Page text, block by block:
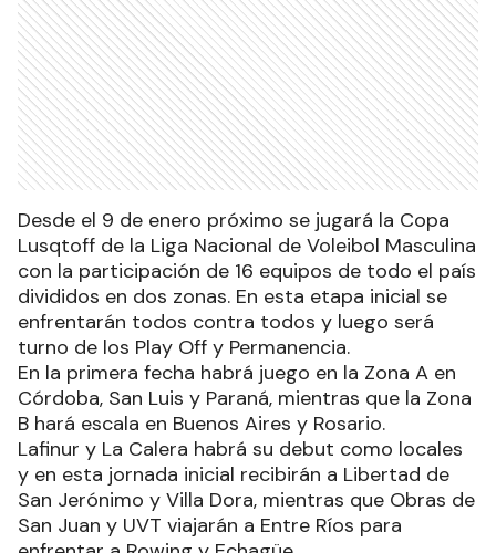
Desde el 9 de enero próximo se jugará la Copa
Lusqtoff de la Liga Nacional de Voleibol Masculina
con la participación de 16 equipos de todo el país
divididos en dos zonas. En esta etapa inicial se
enfrentarán todos contra todos y luego será
turno de los Play Off y Permanencia.
En la primera fecha habrá juego en la Zona A en
Córdoba, San Luis y Paraná, mientras que la Zona
B hará escala en Buenos Aires y Rosario.
Lafinur y La Calera habrá su debut como locales
y en esta jornada inicial recibirán a Libertad de
San Jerónimo y Villa Dora, mientras que Obras de
San Juan y UVT viajarán a Entre Ríos para